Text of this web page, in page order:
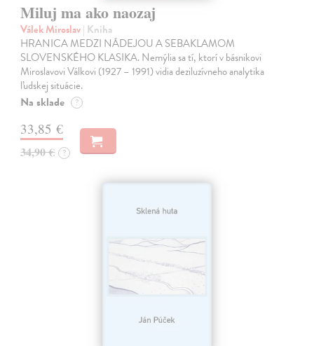
Miluj ma ako naozaj
Válek Miroslav| Kniha
HRANICA MEDZI NÁDEJOU A SEBAKLAMOM
SLOVENSKÉHO KLASIKA. Nemýlia sa tí, ktorí v básnikovi
Miroslavovi Válkovi (1927 – 1991) vidia deziluzívneho analytika
ľudskej situácie.
Na sklade ?
33,85 €
34,90 € ?